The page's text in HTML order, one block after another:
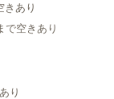
きあり
で空きあり
り